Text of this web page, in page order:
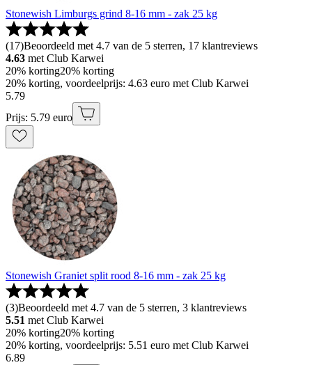
Stonewish Limburgs grind 8-16 mm - zak 25 kg
(17)Beoordeeld met 4.7 van de 5 sterren, 17 klantreviews
4.63 met Club Karwei
20% korting20% korting
20% korting, voordeelprijs: 4.63 euro met Club Karwei
5.79
Prijs: 5.79 euro
Stonewish Graniet split rood 8-16 mm - zak 25 kg
(3)Beoordeeld met 4.7 van de 5 sterren, 3 klantreviews
5.51 met Club Karwei
20% korting20% korting
20% korting, voordeelprijs: 5.51 euro met Club Karwei
6.89